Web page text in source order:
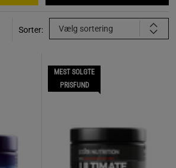
Sorter: Vælg sortering
MEST SOLGTE
PRISFUND